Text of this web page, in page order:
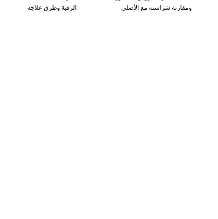
الرقبة وطرق علاجه
ومقارنة شراسته مع الأصلي